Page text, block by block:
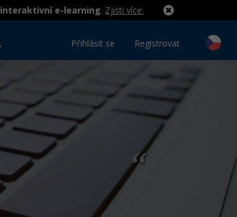
interaktivní e-learning. Zjisti více:
Přihlásit se Registrovat
“